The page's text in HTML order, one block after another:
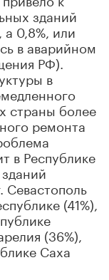
зданий
0,8%, или
в аварийном
РФ).
в
страны более
ремонта
в Республике
Севастополь
(41%),
(36%),
Саха